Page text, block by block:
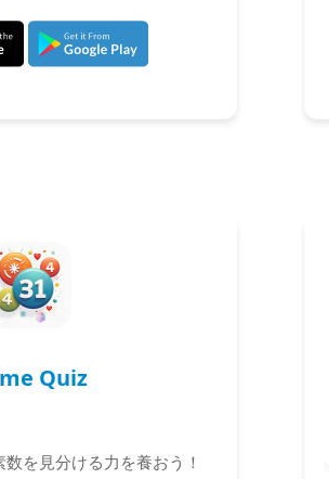
Quiz
を見分ける力を養おう！